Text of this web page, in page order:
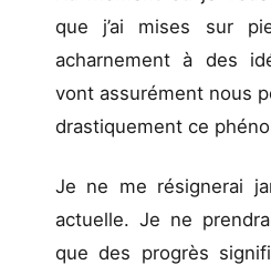
que j’ai mises sur
acharnement à des
vont assurément nous
drastiquement ce
Je ne me résignerai
actuelle. Je ne
que des progrès